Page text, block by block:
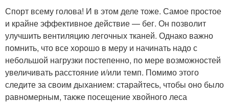
Спорт всему голова! И в этом деле тоже. Самое простое
и крайне эффективное действие — бег. Он позволит
улучшить вентиляцию легочных тканей. Однако важно
помнить, что все хорошо в меру и начинать надо с
небольшой нагрузки постепенно, по мере возможностей
увеличивать расстояние и/или темп. Помимо этого
следите за своим дыханием: старайтесь, чтобы оно было
равномерным, также посещение хвойного леса